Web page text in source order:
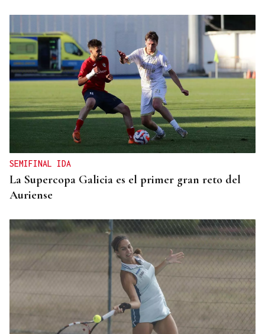
SEMIFINAL IDA
La Supercopa Galicia es el primer gran reto del
Auriense